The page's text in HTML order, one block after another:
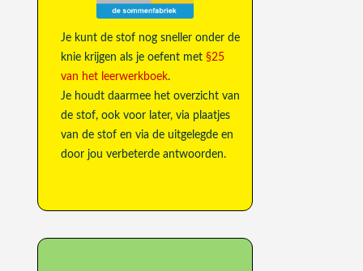
Je kunt de stof nog sneller onder de
knie krijgen als je oefent met §25
van het leerwerkboek.
Je houdt daarmee het overzicht van
de stof, ook voor later, via plaatjes
van de stof en via de uitgelegde en
door jou verbeterde antwoorden.